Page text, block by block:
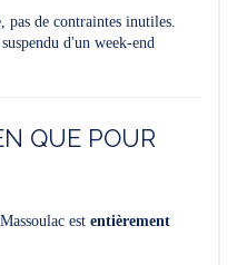
pas de contraintes inutiles.
d'un week-end
QUE POUR
est entièrement